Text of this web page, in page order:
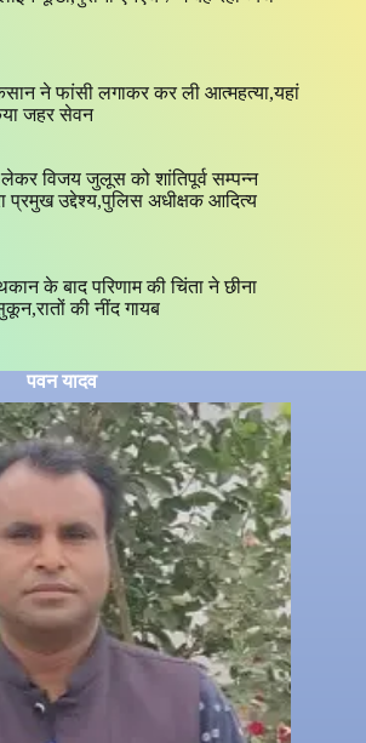
ने फांसी लगाकर कर ली आत्महत्या,यहां
जहर सेवन
विजय जुलूस को शांतिपूर्व सम्पन्न
प्रमुख उद्देश्य,पुलिस अधीक्षक आदित्य
के बाद परिणाम की चिंता ने छीना
की नींद गायब
पवन यादव